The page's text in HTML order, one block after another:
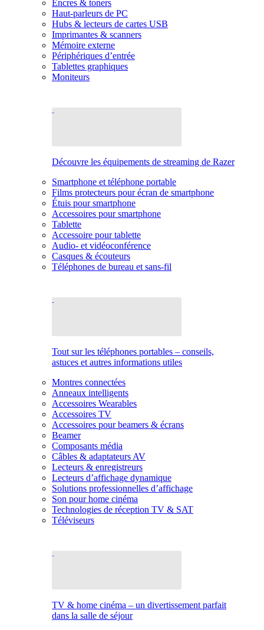
Encres & toners
Haut-parleurs de PC
Hubs & lecteurs de cartes USB
Imprimantes & scanners
Mémoire externe
Périphériques d’entrée
Tablettes graphiques
Moniteurs
Découvre les équipements de streaming de Razer
Smartphone et téléphone portable
Films protecteurs pour écran de smartphone
Étuis pour smartphone
Accessoires pour smartphone
Tablette
Accessoire pour tablette
Audio- et vidéoconférence
Casques & écouteurs
Téléphones de bureau et sans-fil
Tout sur les téléphones portables – conseils,
astuces et autres informations utiles
Montres connectées
Anneaux intelligents
Accessoires Wearables
Accessoires TV
Accessoires pour beamers & écrans
Beamer
Composants média
Câbles & adaptateurs AV
Lecteurs & enregistreurs
Lecteurs d’affichage dynamique
Solutions professionnelles d’affichage
Son pour home cinéma
Technologies de réception TV & SAT
Téléviseurs
TV & home cinéma – un divertissement parfait
dans la salle de séjour